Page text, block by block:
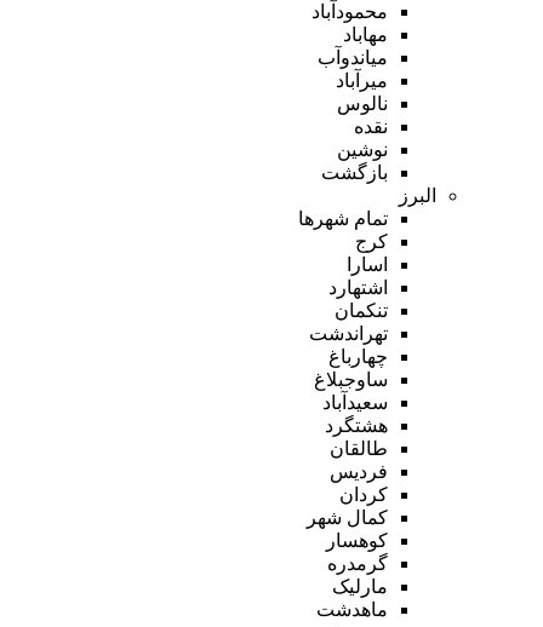
محمودآباد
مهاباد
میاندوآب
میرآباد
نالوس
نقده
نوشین
بازگشت
البرز
تمام شهر‌ها
کرج
اسارا
اشتهارد
تنکمان
تهراندشت
چهارباغ
ساوجبلاغ
سعیدآباد
هشتگرد
طالقان
فردیس
کردان
کمال شهر
کوهسار
گرمدره
مارلیک
ماهدشت